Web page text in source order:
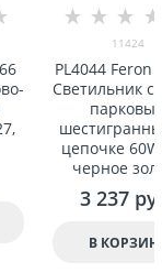
11424
PL4044 Feron
Светильник
цепочке
черное
3 237
В